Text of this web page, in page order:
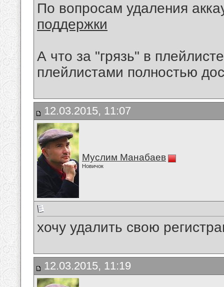
По вопросам удаления
поддержки
А что за "грязь" в
плейлистами полностью
12.03.2015, 11:07
Муслим Манабаев
Новичок
хочу удалить свою
12.03.2015, 11:19